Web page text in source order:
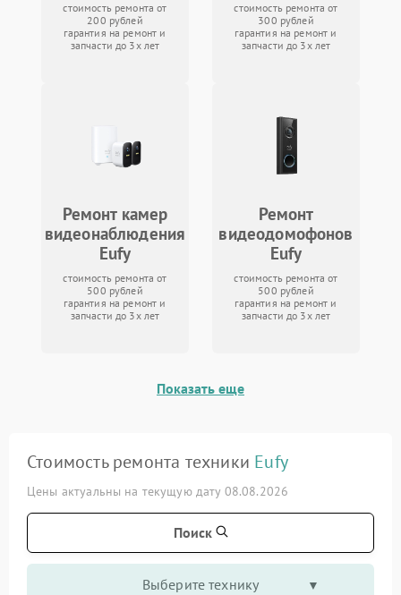
стоимость ремонта от
200 рублей
гарантия на ремонт и
запчасти до 3х лет
стоимость ремонта от
300 рублей
гарантия на ремонт и
запчасти до 3х лет
Ремонт камер
видеонаблюдения
Eufy
стоимость ремонта от
500 рублей
гарантия на ремонт и
запчасти до 3х лет
Ремонт
видеодомофонов
Eufy
стоимость ремонта от
500 рублей
гарантия на ремонт и
запчасти до 3х лет
Показать еще
Стоимость ремонта техники Eufy
Цены актуальны на текущую дату 08.08.2026
Поиск
Выберите технику